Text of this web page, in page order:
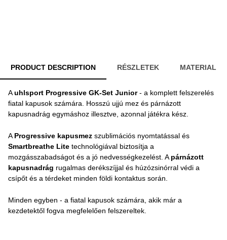
PRODUCT DESCRIPTION RÉSZLETEK MATERIAL
Auhlsport Progressive GK-Set Junior- a komplett felszerelés
fiatal kapusok számára. Hosszú ujjú mez és párnázott
kapusnadrág egymáshoz illesztve, azonnal játékra kész.
A Progressive kapusmez szublimációs nyomtatással és
Smartbreathe Lite technológiával biztosítja a
mozgásszabadságot és a jó nedvességkezelést. A párnázott
kapusnadrág rugalmas derékszíjjal és húzózsinórral védi a
csípőt és a térdeket minden földi kontaktus során.
Minden egyben - a fiatal kapusok számára, akik már a
kezdetektől fogva megfelelően felszereltek.